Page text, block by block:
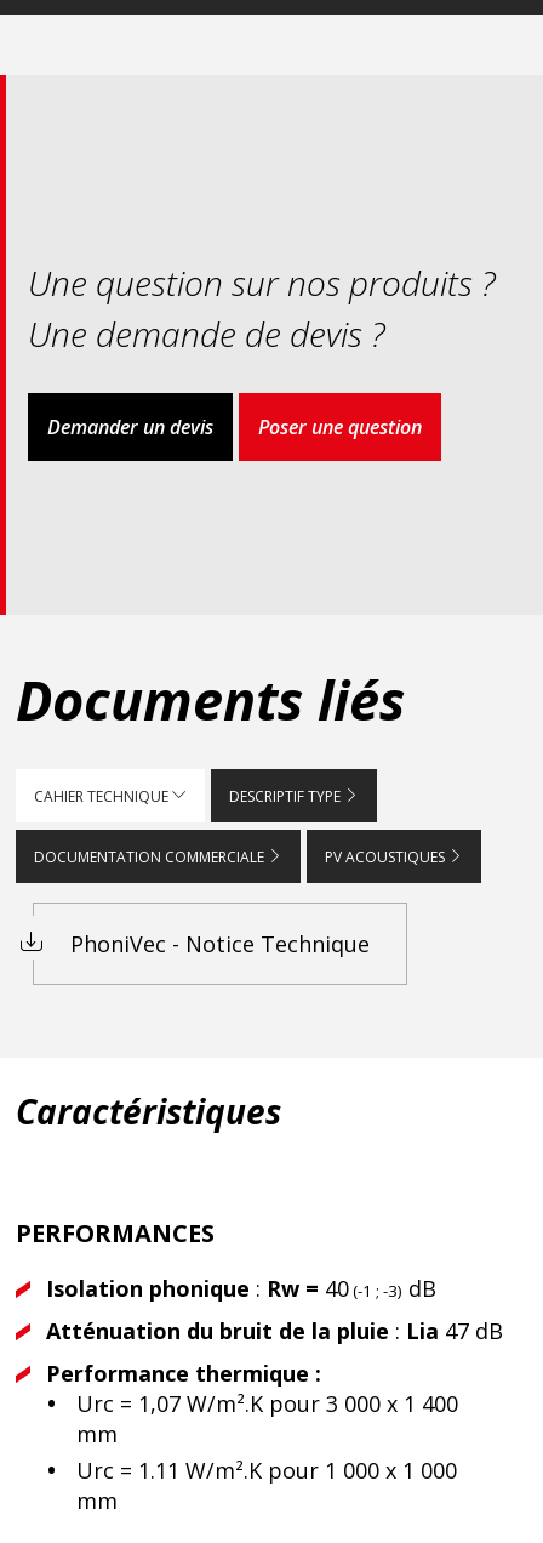
Une question sur nos produits ?
Une demande de devis ?
Demander un devis Poser une question
Documents liés
CAHIER TECHNIQUE DESCRIPTIF TYPE
DOCUMENTATION COMMERCIALE PV ACOUSTIQUES
PhoniVec - Notice Technique
Caractéristiques
PERFORMANCES
Isolation phonique : Rw = 40(-1 ; -3) dB
Atténuation du bruit de la pluie : Lia 47 dB
Performance thermique :
Urc = 1,07 W/m².K pour 3 000 x 1 400
mm
Urc = 1.11 W/m².K pour 1 000 x 1 000
mm